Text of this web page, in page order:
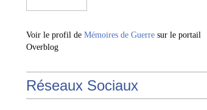
Voir le profil de Mémoires de Guerre sur le portail
Overblog
Réseaux Sociaux